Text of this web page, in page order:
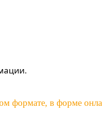
формате, в форме